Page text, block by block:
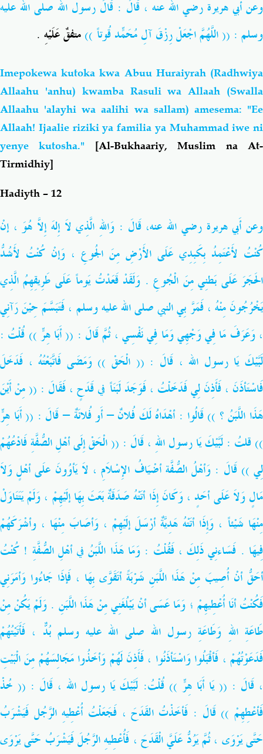
وعن أَبي هريرةرضي الله عنه ، قَالَ : قَالَ رسول الله صلى الله عليه
وسلم : (( اللَّهُمَّ اجْعَلْ رِزْقَ آلِ مُحَمّدٍ قُوتاً ))متفقٌ عَلَيْهِ .
Imepokewa kutoka kwa Abuu Huraiyrah (Radhwiya
Allaahu 'anhu) kwamba Rasuli wa Allaah (Swalla
Allaahu 'alayhi wa aalihi wa sallam) amesema: "Ee
Allaah! Ijaalie riziki ya familia ya Muhammad iwe ni
yenye kutosha." [Al-Bukhaariy, Muslim na At-
Tirmidhiy]
Hadiyth – 12
وعن أَبي هريرةرضي الله عنه، قَالَ : وَاللهِ الَّذِي لاَ إِلهَ إِلاَّ هُوَ ، إنْ
كُنْتُ لأَعْتَمِدُ بِكَبِدِي عَلَى الأَرْضِ مِنَ الجُوعِ ، وَإنْ كُنْتُ لأَشُدُّ
الحَجَرَ عَلَى بَطنِي مِنَ الْجُوعِ . وَلَقَدْ قَعَدْتُ يَوماً عَلَى طَرِيقِهِمُ الَّذِي
يَخْرُجُونَ مِنْهُ ، فَمَرَّ بِي النبيصلى الله عليه وسلم ، فَتَبَسَّمَ حِيْنَ رَآنِي
، وَعَرَفَ مَا فِي وَجْهِي وَمَا فِي نَفْسِي ، ثُمَّ قَالَ : (( أَبَا هِرٍّ )) قُلْتُ :
لَبَّيْكَ يَا رسول الله ، قَالَ : (( الْحَقْ )) وَمَضَى فَاتَّبَعْتُهُ ، فَدَخَلَ
فَاسْتَأذَنَ ، فَأَذِنَ لِي فَدَخَلْتُ ، فَوَجَدَ لَبَنَاً في قَدَحٍ ، فَقَالَ : (( مِنْ أَيْنَ
هَذَا اللَّبَنُ ؟ )) قَالُوا : أهْدَاهُ لَكَ فُلانٌ – أَو فُلانَةٌ – قَالَ : (( أَبَا هِرٍّ
)) قلتُ : لَبَّيْكَ يَا رسول اللهِ ، قَالَ : (( الْحَقْ إِلَى أهْلِ الصُّفَّةِ فَادْعُهُمْ
لِي )) قَالَ : وَأهْلُ الصُّفَّة أضْيَافُ الإِسْلاَمِ ، لاَ يَأوُونَ علَى أهْلٍ وَلاَ
مَالٍ وَلاَ عَلَى أحَدٍ ، وَكَانَ إِذَا أتَتْهُ صَدَقَةٌ بَعَثَ بِهَا إلَيْهِمْ ، وَلَمْ يَتَنَاوَلْ
مِنْهَا شَيْئاً ، وَإِذَا أتَتْهُ هَدِيَّةٌ أرْسَلَ إلَيْهِمْ ، وَأصَابَ مِنْهَا ، وأشْرَكَهُمْ
فِيهَا . فَسَاءنِي ذَلِكَ ، فَقُلْتُ : وَمَا هَذَا اللَّبَنُ في أهْلِ الصُّفَّةِ ! كُنْتُ
أحَقُّ أنْ أُصِيبَ مِنْ هَذَا اللَّبَنِ شَرْبَةً أتَقَوَّى بِهَا ، فَإذَا جَاءُوا وَأمَرَنِي
فَكُنْتُ أنَا أُعْطِيهِمْ ؛ وَمَا عَسَى أنْ يَبْلُغَنِي مِنْ هَذَا اللَّبَنِ . وَلَمْ يَكُنْ مِنْ
طَاعَةِ اللهِ وَطَاعَةِ رسول الله صلى الله عليه وسلم بُدٌّ ، فَأَتَيْتُهُمْ
فَدَعَوْتُهُمْ ، فَأقْبَلُوا وَاسْتَأذَنُوا ، فَأَذِنَ لَهُمْ وَأخَذُوا مَجَالِسَهُمْ مِنَ الْبَيْتِ
، قَالَ : (( يَا أَبَا هِرٍّ )) قُلْتُ: لَبَّيْكَ يَا رسول الله ، قَالَ : (( خُذْ
فَأعْطِهِمْ )) قَالَ : فَأخَذْتُ القَدَحَ ، فَجَعَلْتُ أُعْطِيهِ الرَّجُل فَيَشْرَبُ
حَتَّى يَرْوَى ، ثُمَّ يَرُدُّ عَلَيَّ الْقَدَحَ ، فَأُعْطِيهِ الرَّجُلَ فَيَشْرَبُ حَتَّى يَرْوَى